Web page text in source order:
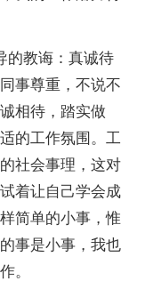
的教诲：真诚待
事尊重，不说不
相待，踏实做
的工作氛围。工
社会事理，这对
着让自己学会成
简单的小事，惟
事是小事，我也
。